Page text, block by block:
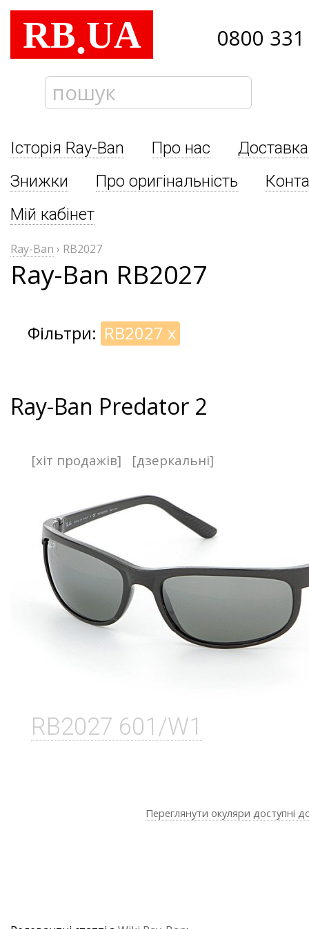
RB.UA 0800
Історія Ray-Ban Про нас
Знижки
Про оригінальність
Мій кабінет
Ray-Ban › RB2027
Ray-Ban RB2027
Фільтри: RB2027 x
Ray-Ban Predator 2
RB2027 601/W1
[хіт продажів] [дзеркальні]
Переглянути окуляри доступні